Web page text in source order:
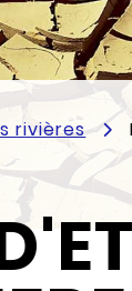
rivières